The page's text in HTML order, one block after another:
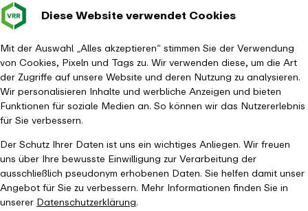
Diese Website verwendet Cookies
Mit der Auswahl „Alles akzeptieren“ stimmen Sie der Verwendung
von Cookies, Pixeln und Tags zu. Wir verwenden diese, um die Art
der Zugriffe auf unsere Website und deren Nutzung zu analysieren.
Wir personalisieren Inhalte und werbliche Anzeigen und bieten
Funktionen für soziale Medien an. So können wir das Nutzererlebnis
für Sie verbessern.
Der Schutz Ihrer Daten ist uns ein wichtiges Anliegen. Wir freuen
uns über Ihre bewusste Einwilligung zur Verarbeitung der
ausschließlich pseudonym erhobenen Daten. Sie helfen damit unser
Angebot für Sie zu verbessern. Mehr Informationen finden Sie in
unsererDatenschutzerklärung.
Verkehrsverbund Baustellen im
Leichte
Fahrplanauskunft